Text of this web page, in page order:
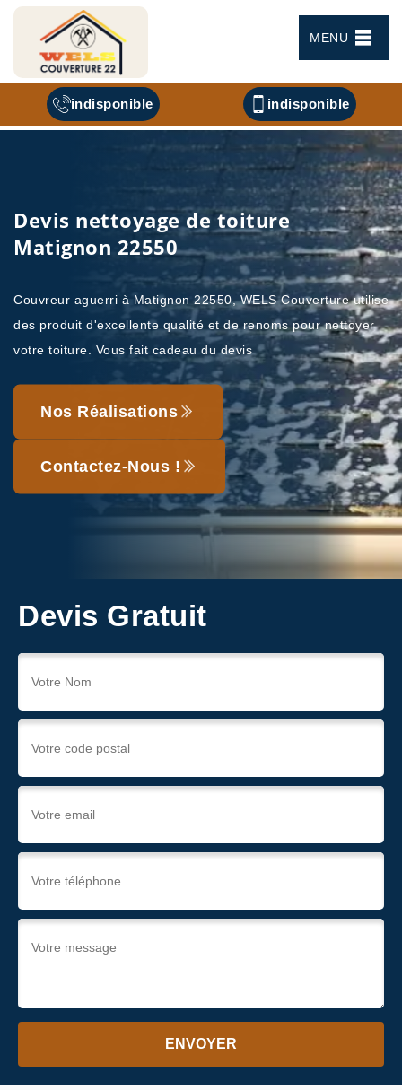
MENU
indisponible indisponible
Devis nettoyage de toiture
Matignon 22550
Couvreur aguerri à Matignon 22550, WELS Couverture utilise
des produit d'excellente qualité et de renoms pour nettoyer
votre toiture. Vous fait cadeau du devis
Nos Réalisations
Contactez-Nous !
Devis Gratuit